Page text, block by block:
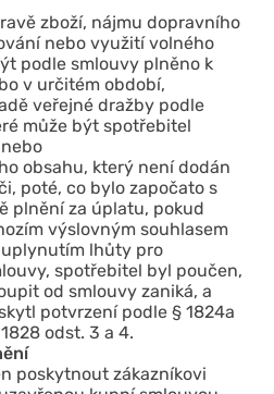
zboží, nájmu dopravního
nebo využití volného
podle smlouvy plněno k
v určitém období,
veřejné dražby podle
může být spotřebitel
obsahu, který není dodán
poté, co bylo započato s
plnění za úplatu, pokud
výslovným souhlasem
lhůty pro
spotřebitel byl poučen,
od smlouvy zaniká, a
potvrzení podle § 1824a
odst. 3 a 4.
poskytnout zákazníkovi